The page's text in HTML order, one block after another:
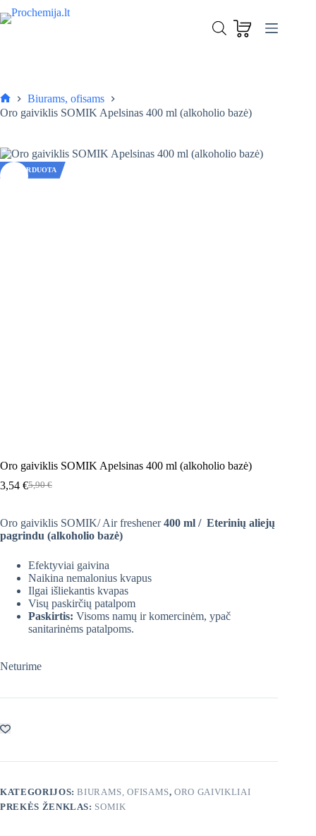
to
Pagrindinis
Biurams, ofisams
Oro gaiviklis SOMIK Apelsinas 400 ml (alkoholio bazė)
IŠPARDUOTA
Oro gaiviklis SOMIK Apelsinas 400 ml (alkoholio bazė)
5,90€
Original
5,90 €.
3,54 €Current
3,54 €.
Oro gaiviklis SOMIK/ Air freshener400 ml / Eterinių aliejų
pagrindu (alkoholio bazė)
Efektyviai gaivina
Naikina nemalonius kvapus
Ilgai išliekantis kvapas
Visų paskirčių patalpom
Paskirtis: Visoms namų ir komercinėm, ypač
sanitarinėms patalpoms.
Neturime
KATEGORIJOS:BIURAMS, OFISAMS,ORO GAIVIKLIAI
PREKĖS ŽENKLAS: SOMIK